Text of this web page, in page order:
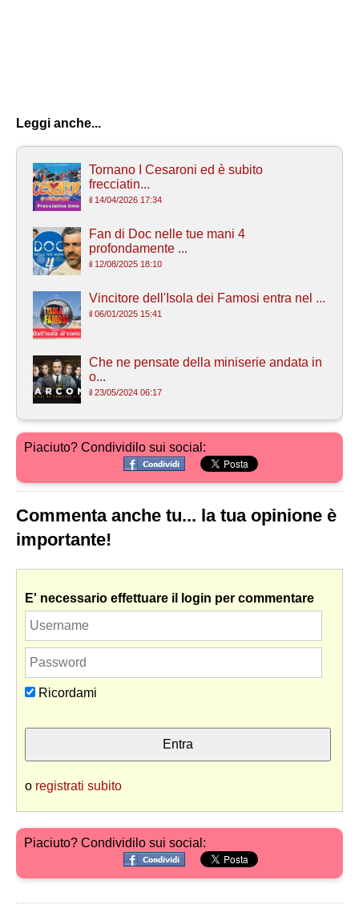
Leggi anche...
Tornano I Cesaroni ed è subito
frecciatin...
il 14/04/2026 17:34
Fan di Doc nelle tue mani 4
profondamente ...
il 12/08/2025 18:10
Vincitore dell'Isola dei Famosi entra nel ...
il 06/01/2025 15:41
Che ne pensate della miniserie andata in
o...
il 23/05/2024 06:17
Piaciuto? Condividilo sui social:
Commenta anche tu... la tua opinione è
importante!
E' necessario effettuare il login per commentare
Ricordami
o registrati subito
Piaciuto? Condividilo sui social: